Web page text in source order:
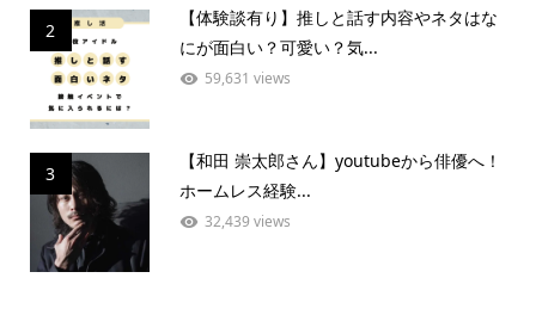
2
【体験談有り】推しと話す内容やネタはな
にが面白い？可愛い？気...
59,631 views
3
【和田 崇太郎さん】youtubeから俳優へ！
ホームレス経験...
32,439 views